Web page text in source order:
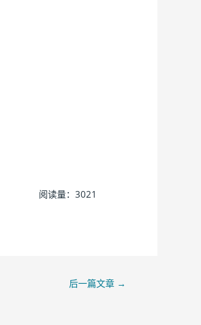
阅读量：3021
后一篇文章 →